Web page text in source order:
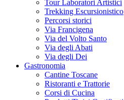
Tour Laboratori Artistici
Trekking Escursionistico
Percorsi storici
Via Francigena
Via del Volto Santo
Via degli Abati
Via degli Dei
Gastronomia
Cantine Toscane
Ristoranti e Trattorie
Corsi di Cucina